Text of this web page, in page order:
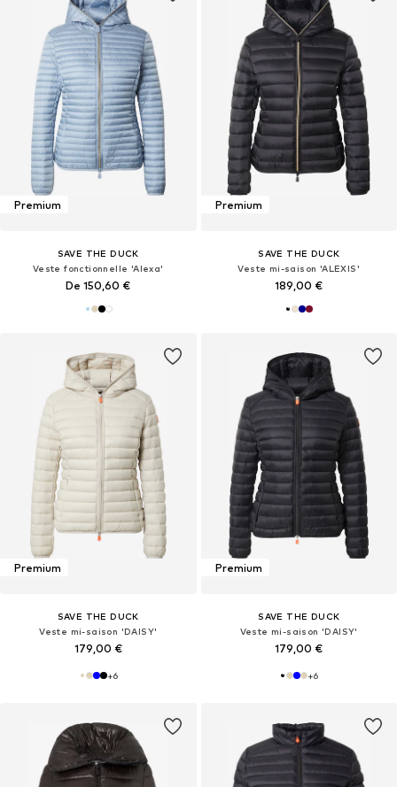
Premium
SAVE THE DUCK
Veste fonctionnelle 'Alexa'
De 150,60 €
Premium
SAVE THE DUCK
Veste mi-saison 'ALEXIS'
189,00 €
Premium
SAVE THE DUCK
Veste mi-saison 'DAISY'
179,00 €
+6
Premium
SAVE THE DUCK
Veste mi-saison 'DAISY'
179,00 €
+6